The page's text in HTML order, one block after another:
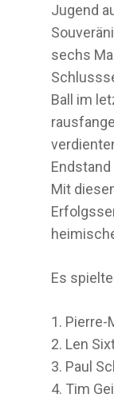
Jugend
sechs
Ball im
Mit
Es
1.⁠ ⁠Pierre-
2.⁠ ⁠Len
3.⁠ ⁠Paul
4.⁠ Tim